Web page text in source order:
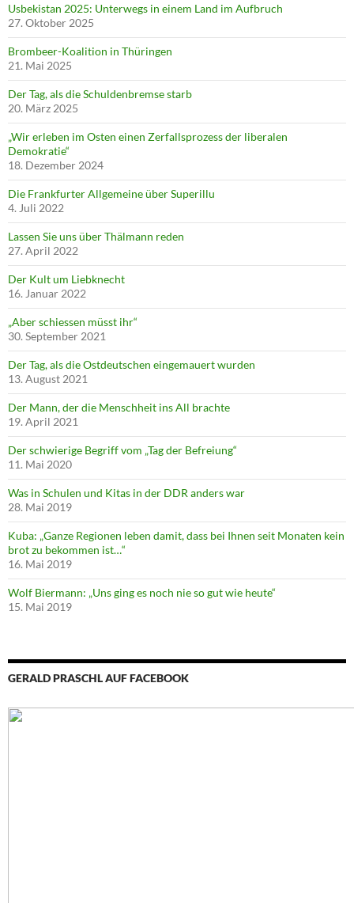
Usbekistan 2025: Unterwegs in einem Land im Aufbruch
27. Oktober 2025
Brombeer-Koalition in Thüringen
21. Mai 2025
Der Tag, als die Schuldenbremse starb
20. März 2025
„Wir erleben im Osten einen Zerfallsprozess der liberalen
Demokratie“
18. Dezember 2024
Die Frankfurter Allgemeine über Superillu
4. Juli 2022
Lassen Sie uns über Thälmann reden
27. April 2022
Der Kult um Liebknecht
16. Januar 2022
„Aber schiessen müsst ihr“
30. September 2021
Der Tag, als die Ostdeutschen eingemauert wurden
13. August 2021
Der Mann, der die Menschheit ins All brachte
19. April 2021
Der schwierige Begriff vom „Tag der Befreiung“
11. Mai 2020
Was in Schulen und Kitas in der DDR anders war
28. Mai 2019
Kuba: „Ganze Regionen leben damit, dass bei Ihnen seit Monaten kein
brot zu bekommen ist…“
16. Mai 2019
Wolf Biermann: „Uns ging es noch nie so gut wie heute“
15. Mai 2019
GERALD PRASCHL AUF FACEBOOK